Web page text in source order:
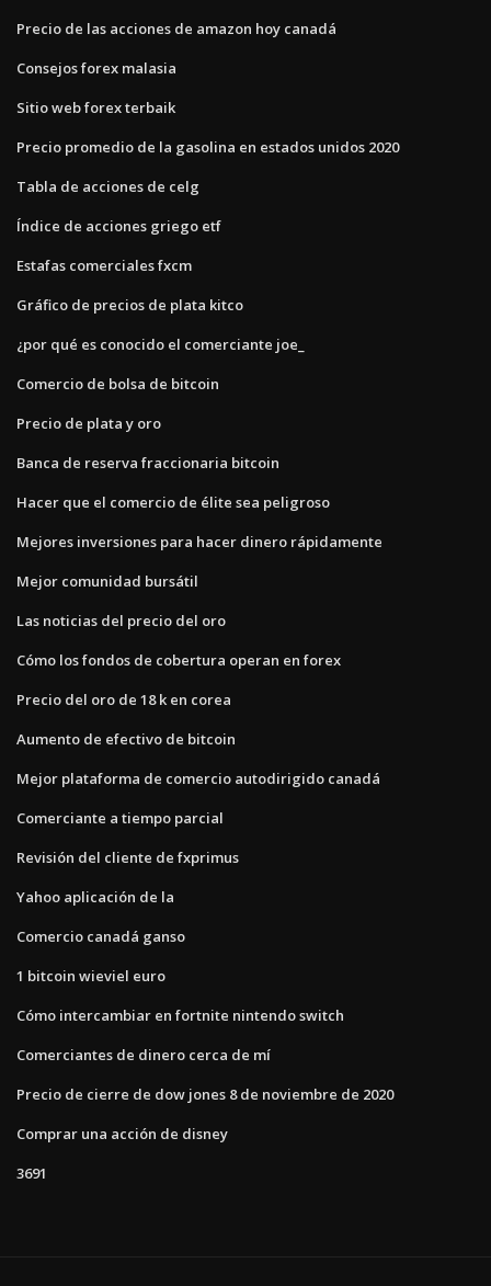
Precio de las acciones de amazon hoy canadá
Consejos forex malasia
Sitio web forex terbaik
Precio promedio de la gasolina en estados unidos 2020
Tabla de acciones de celg
Índice de acciones griego etf
Estafas comerciales fxcm
Gráfico de precios de plata kitco
¿por qué es conocido el comerciante joe_
Comercio de bolsa de bitcoin
Precio de plata y oro
Banca de reserva fraccionaria bitcoin
Hacer que el comercio de élite sea peligroso
Mejores inversiones para hacer dinero rápidamente
Mejor comunidad bursátil
Las noticias del precio del oro
Cómo los fondos de cobertura operan en forex
Precio del oro de 18 k en corea
Aumento de efectivo de bitcoin
Mejor plataforma de comercio autodirigido canadá
Comerciante a tiempo parcial
Revisión del cliente de fxprimus
Yahoo aplicación de la
Comercio canadá ganso
1 bitcoin wieviel euro
Cómo intercambiar en fortnite nintendo switch
Comerciantes de dinero cerca de mí
Precio de cierre de dow jones 8 de noviembre de 2020
Comprar una acción de disney
3691